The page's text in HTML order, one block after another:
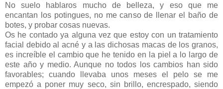
No suelo hablaros mucho de belleza, y eso que me
encantan los potingues, no me canso de llenar el baño de
botes, y probar cosas nuevas.
Os he contado ya alguna vez que estoy con un tratamiento
facial debido al acné y a las dichosas macas de los granos,
es increíble el cambio que he tenido en la piel a lo largo de
este año y medio. Aunque no todos los cambios han sido
favorables; cuando llevaba unos meses el pelo se me
empezó a poner muy seco, sin brillo, encrespado, siendo